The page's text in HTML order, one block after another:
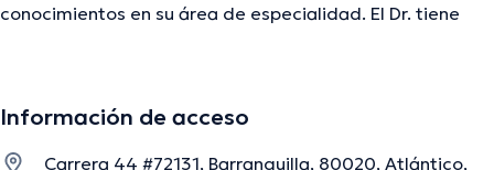
conocimientos en su área de especialidad. El Dr. tiene
Jamis Muvdi ha contribuido en diversas conferencias con
Información de acceso
Carrera 44 #72131, Barranquilla, 80020, Atlántico,